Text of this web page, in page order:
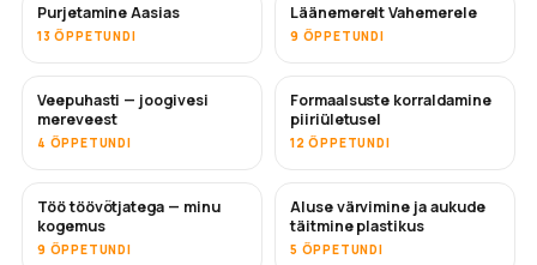
TULEMAS
Purjetamine Aasias
13 ÕPPETUNDI
TULEMAS
Läänemerelt Vahemerele
9 ÕPPETUNDI
TULEMAS
Veepuhasti — joogivesi
mereveest
4 ÕPPETUNDI
Formaalsuste korraldamine
piiriületusel
12 ÕPPETUNDI
TULEMAS
Töö töövõtjatega — minu
kogemus
9 ÕPPETUNDI
TULEMAS
Aluse värvimine ja aukude
täitmine plastikus
5 ÕPPETUNDI